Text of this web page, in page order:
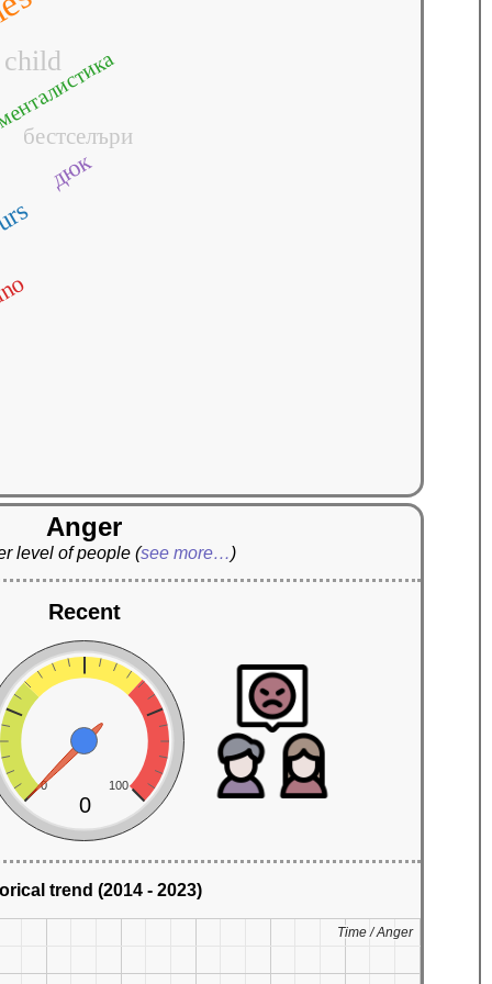
child
дюк
бестселъри
Anger
level of people(see more…)
Recent
0 100
0
trend (2014 - 2023)
Time / Anger
Time / Anger